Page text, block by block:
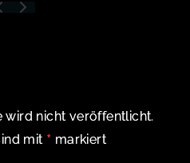
wird nicht veröffentlicht.
mit * markiert